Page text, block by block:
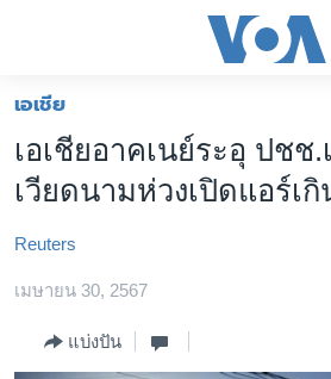
ต่อ
ไป
เนื้อหา
ข้าม
ไป
ข้าม
โลก
เอเชีย
สหรัฐฯ
ไทย
ธุรกิจ
เอเชีย
เอเชียอาคเนย์ระอุ ปชช
เวียดนามห่วงเปิดแอร์เ
Reuters
เมษายน 30, 2567
แบ่งปัน